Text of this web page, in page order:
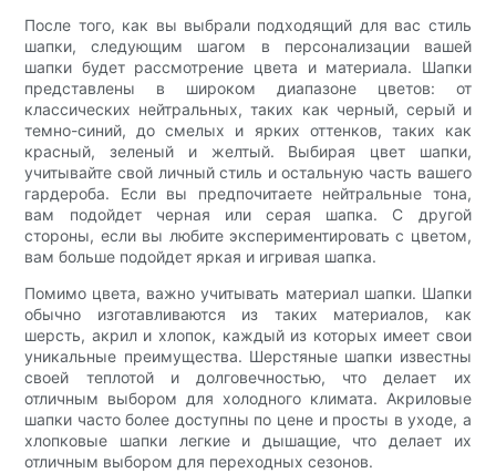
После того, как вы выбрали подходящий для вас стиль
шапки, следующим шагом в персонализации вашей
шапки будет рассмотрение цвета и материала. Шапки
представлены в широком диапазоне цветов: от
классических нейтральных, таких как черный, серый и
темно-синий, до смелых и ярких оттенков, таких как
красный, зеленый и желтый. Выбирая цвет шапки,
учитывайте свой личный стиль и остальную часть вашего
гардероба. Если вы предпочитаете нейтральные тона,
вам подойдет черная или серая шапка. С другой
стороны, если вы любите экспериментировать с цветом,
вам больше подойдет яркая и игривая шапка.
Помимо цвета, важно учитывать материал шапки. Шапки
обычно изготавливаются из таких материалов, как
шерсть, акрил и хлопок, каждый из которых имеет свои
уникальные преимущества. Шерстяные шапки известны
своей теплотой и долговечностью, что делает их
отличным выбором для холодного климата. Акриловые
шапки часто более доступны по цене и просты в уходе, а
хлопковые шапки легкие и дышащие, что делает их
отличным выбором для переходных сезонов.